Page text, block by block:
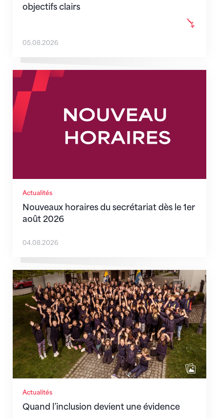
objectifs clairs
05.08.2026
Actualités
Nouveaux horaires du secrétariat dès le 1er
août 2026
Nouveaux horaires du secrétariat dès le 1er août
04.08.2026
Actualités
Quand l’inclusion devient une évidence
Quand l’inclusion devient une évidence